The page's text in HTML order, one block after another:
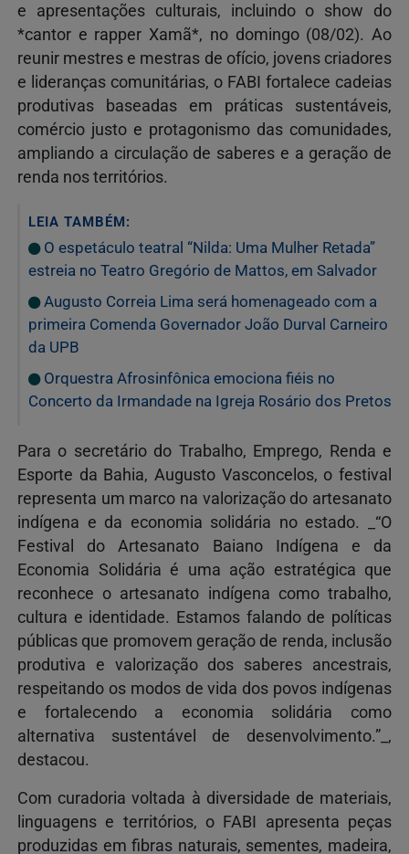
e apresentações culturais, incluindo o show do
*cantor e rapper Xamã*, no domingo (08/02). Ao
reunir mestres e mestras de ofício, jovens criadores
e lideranças comunitárias, o FABI fortalece cadeias
produtivas baseadas em práticas sustentáveis,
comércio justo e protagonismo das comunidades,
ampliando a circulação de saberes e a geração de
renda nos territórios.
LEIA TAMBÉM:
O espetáculo teatral “Nilda: Uma Mulher Retada”
estreia no Teatro Gregório de Mattos, em Salvador
Augusto Correia Lima será homenageado com a
primeira Comenda Governador João Durval Carneiro
da UPB
Orquestra Afrosinfônica emociona fiéis no
Concerto da Irmandade na Igreja Rosário dos Pretos
Para o secretário do Trabalho, Emprego, Renda e
Esporte da Bahia, Augusto Vasconcelos, o festival
representa um marco na valorização do artesanato
indígena e da economia solidária no estado. _“O
Festival do Artesanato Baiano Indígena e da
Economia Solidária é uma ação estratégica que
reconhece o artesanato indígena como trabalho,
cultura e identidade. Estamos falando de políticas
públicas que promovem geração de renda, inclusão
produtiva e valorização dos saberes ancestrais,
respeitando os modos de vida dos povos indígenas
e fortalecendo a economia solidária como
alternativa sustentável de desenvolvimento.”_,
destacou.
Com curadoria voltada à diversidade de materiais,
linguagens e territórios, o FABI apresenta peças
produzidas em fibras naturais, sementes, madeira,